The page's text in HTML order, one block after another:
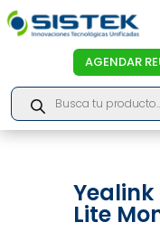
AGENDAR
Products
search
Yealink
Lite